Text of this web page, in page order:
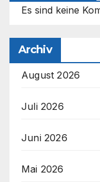
Es sind keine
Archiv
August 2026
Juli 2026
Juni 2026
Mai 2026